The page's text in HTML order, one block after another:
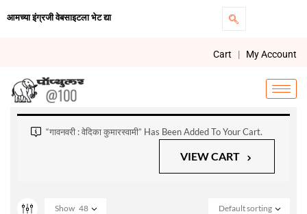
आमच्या इंग्रजी वेबसाइटला भेट द्या
Cart | My Account
“गावनवरी : वेदिका कुमारस्वामी” Has Been Added To Your Cart.
VIEW CART
Default sorting
Show 48